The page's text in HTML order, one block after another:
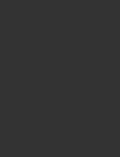
ップイヤリング